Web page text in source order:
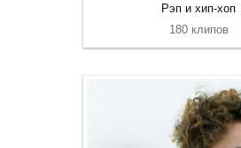
Рэп и хип-хоп
180 клипов